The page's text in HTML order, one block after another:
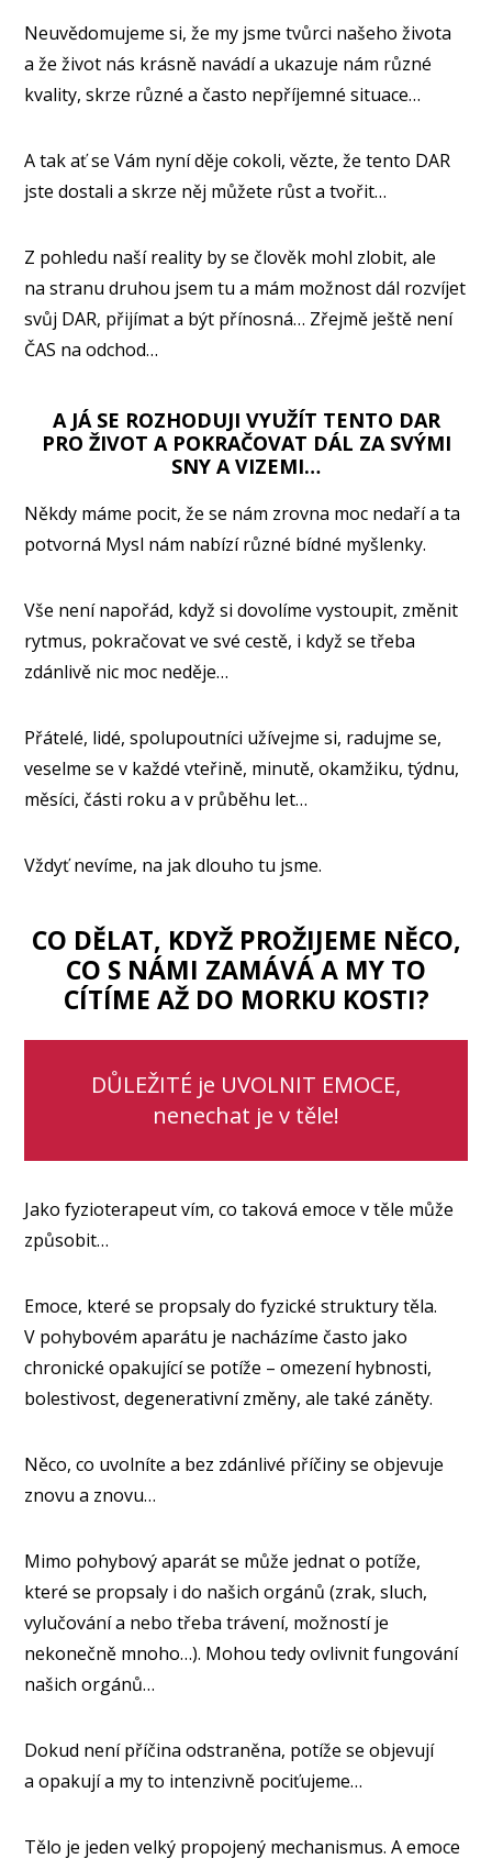
Neuvědomujeme si, že my jsme tvůrci našeho života
a že život nás krásně navádí a ukazuje nám různé
kvality, skrze různé a často nepříjemné situace…
A tak ať se Vám nyní děje cokoli, vězte, že tento DAR
jste dostali a skrze něj můžete růst a tvořit…
Z pohledu naší reality by se člověk mohl zlobit, ale
na stranu druhou jsem tu a mám možnost dál rozvíjet
svůj DAR, přijímat a být přínosná… Zřejmě ještě není
ČAS na odchod…
A JÁ SE ROZHODUJI VYUŽÍT TENTO DAR
PRO ŽIVOT A POKRAČOVAT DÁL ZA SVÝMI
SNY A VIZEMI…
Někdy máme pocit, že se nám zrovna moc nedaří a ta
potvorná Mysl nám nabízí různé bídné myšlenky.
Vše není napořád, když si dovolíme vystoupit, změnit
rytmus, pokračovat ve své cestě, i když se třeba
zdánlivě nic moc neděje…
Přátelé, lidé, spolupoutníci užívejme si, radujme se,
veselme se v každé vteřině, minutě, okamžiku, týdnu,
měsíci, části roku a v průběhu let…
Vždyť nevíme, na jak dlouho tu jsme.
CO DĚLAT, KDYŽ PROŽIJEME NĚCO,
CO S NÁMI ZAMÁVÁ A MY TO
CÍTÍME AŽ DO MORKU KOSTI?
DŮLEŽITÉ je UVOLNIT EMOCE,
nenechat je v těle!
Jako fyzioterapeut vím, co taková emoce v těle může
způsobit…
Emoce, které se propsaly do fyzické struktury těla.
V pohybovém aparátu je nacházíme často jako
chronické opakující se potíže – omezení hybnosti,
bolestivost, degenerativní změny, ale také záněty.
Něco, co uvolníte a bez zdánlivé příčiny se objevuje
znovu a znovu…
Mimo pohybový aparát se může jednat o potíže,
které se propsaly i do našich orgánů (zrak, sluch,
vylučování a nebo třeba trávení, možností je
nekonečně mnoho…). Mohou tedy ovlivnit fungování
našich orgánů…
Dokud není příčina odstraněna, potíže se objevují
a opakují a my to intenzivně pociťujeme…
Tělo je jeden velký propojený mechanismus. A emoce